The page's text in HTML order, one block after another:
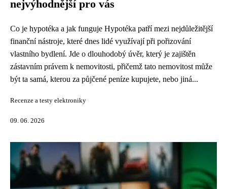
nejvýhodnější pro vás
Co je hypotéka a jak funguje Hypotéka patří mezi nejdůležitější
finanční nástroje, které dnes lidé využívají při pořizování
vlastního bydlení. Jde o dlouhodobý úvěr, který je zajištěn
zástavním právem k nemovitosti, přičemž tato nemovitost může
být ta samá, kterou za půjčené peníze kupujete, nebo jiná...
Recenze a testy elektroniky
09. 06. 2026